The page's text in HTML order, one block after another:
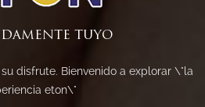
TUYO
disfrute. Bienvenido a explorar \"la
eton\"